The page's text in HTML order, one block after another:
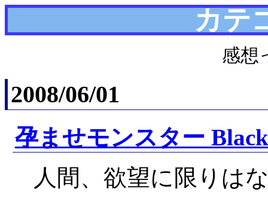
カテ
感想
2008/06/01
孕ませモンスター Black
人間、欲望に限りは